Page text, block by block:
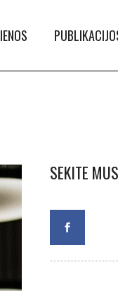
SEKITE MUS